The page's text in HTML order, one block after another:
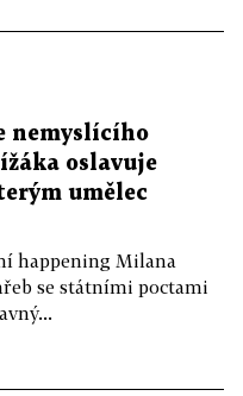
nemyslícího
oslavuje
umělec
happening Milana
se státními poctami